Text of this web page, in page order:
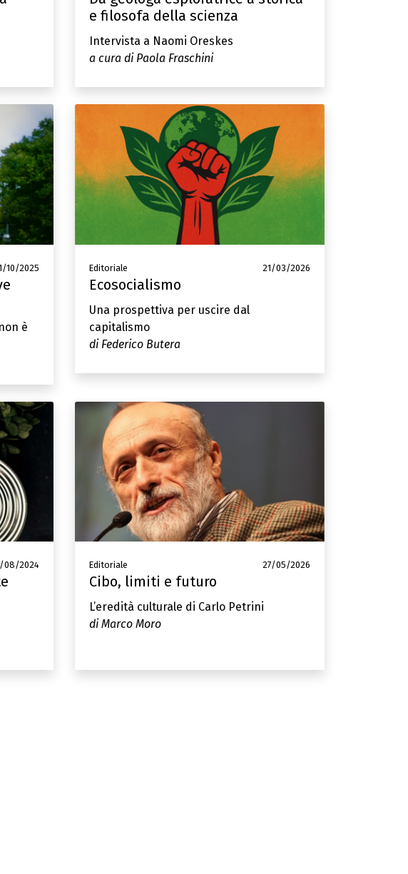
e filosofa della scienza
Intervista a Naomi Oreskes
a cura di Paola Fraschini
10/2025
è
Editoriale 21/03/2026
Ecosocialismo
Una prospettiva per uscire dal
capitalismo
di Federico Butera
08/2024 Editoriale 27/05/2026
Cibo, limiti e futuro
L’eredità culturale di Carlo Petrini
di Marco Moro